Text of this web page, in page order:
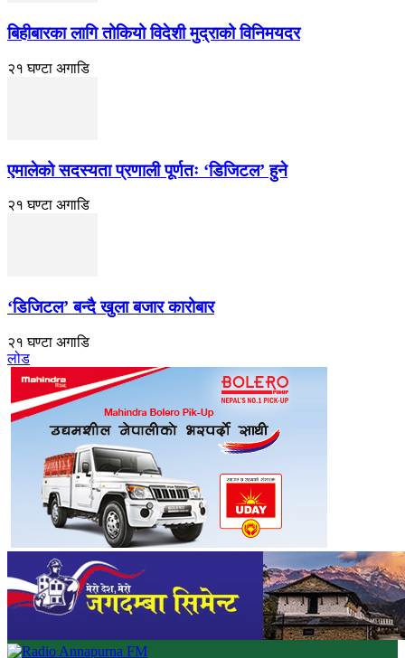
बिहीबारका लागि तोकियो विदेशी मुद्राको विनिमयदर
२१ घण्टा अगाडि
एमालेको सदस्यता प्रणाली पूर्णतः ‘डिजिटल’ हुने
२१ घण्टा अगाडि
‘डिजिटल’ बन्दै खुला बजार कारोबार
२१ घण्टा अगाडि
लोड